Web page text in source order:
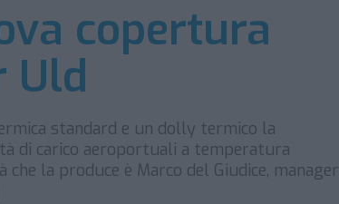
copertura
Uld
standard e un dolly termico la
di carico aeroportuali a temperatura
la produce è Marco del Giudice, manager